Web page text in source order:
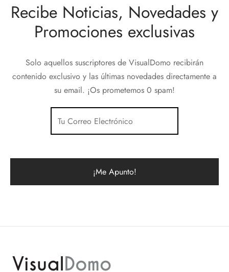
Recibe Noticias, Novedades y
Promociones exclusivas
Solo aquellos suscriptores de VisualDomo recibirán
contenido exclusivo y las últimas novedades directamente a
su email. ¡Os prometemos 0 spam!